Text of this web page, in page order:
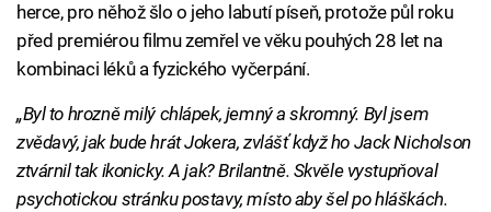
herce, pro něhož šlo o jeho labutí píseň, protože půl roku
před premiérou filmu zemřel ve věku pouhých 28 let na
kombinaci léků a fyzického vyčerpání.
„Byl to hrozně milý chlápek, jemný a skromný. Byl jsem
zvědavý, jak bude hrát Jokera, zvlášť když ho Jack Nicholson
ztvárnil tak ikonicky. A jak? Brilantně. Skvěle vystupňoval
psychotickou stránku postavy, místo aby šel po hláškách.